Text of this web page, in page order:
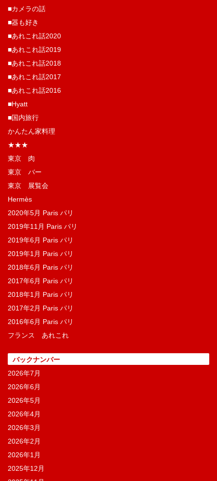
■カメラの話
■器も好き
■あれこれ話2020
■あれこれ話2019
■あれこれ話2018
■あれこれ話2017
■あれこれ話2016
■Hyatt
■国内旅行
かんたん家料理
★★★
東京 肉
東京 バー
東京 展覧会
Hermès
2020年5月 Paris パリ
2019年11月 Paris パリ
2019年6月 Paris パリ
2019年1月 Paris パリ
2018年6月 Paris パリ
2017年6月 Paris パリ
2018年1月 Paris パリ
2017年2月 Paris パリ
2016年6月 Paris パリ
フランス あれこれ
バックナンバー
2026年7月
2026年6月
2026年5月
2026年4月
2026年3月
2026年2月
2026年1月
2025年12月